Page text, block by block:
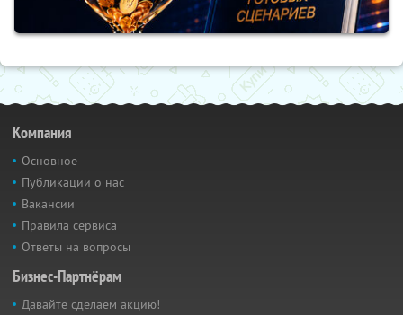
Компания
Основное
Публикации о нас
Вакансии
Правила сервиса
Ответы на вопросы
Бизнес-Партнёрам
Давайте сделаем акцию!